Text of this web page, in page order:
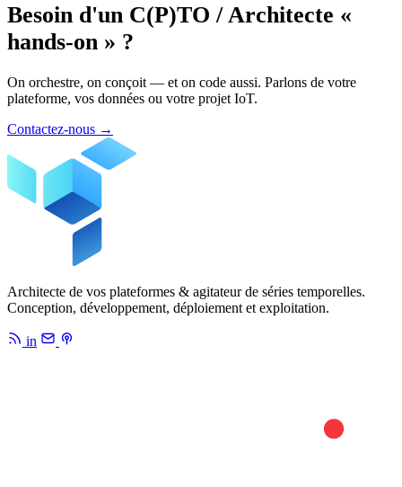
Besoin d'un C(P)TO / Architecte «
hands-on » ?
On orchestre, on conçoit — et on code aussi. Parlons de votre
plateforme, vos données ou votre projet IoT.
Contactez-nous →
Architecte de vos plateformes & agitateur de séries temporelles.
Conception, développement, déploiement et exploitation.
in